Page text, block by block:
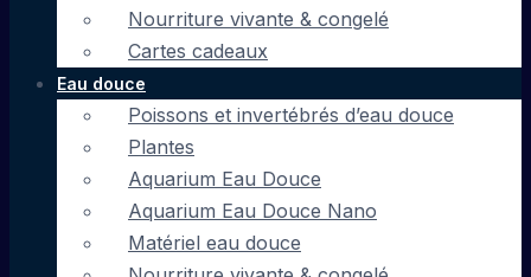
Nourriture vivante & congelé
Cartes cadeaux
Eau douce
Poissons et invertébrés d’eau douce
Plantes
Aquarium Eau Douce
Aquarium Eau Douce Nano
Matériel eau douce